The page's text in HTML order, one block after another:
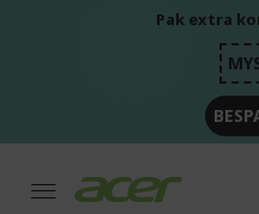
Pak extra